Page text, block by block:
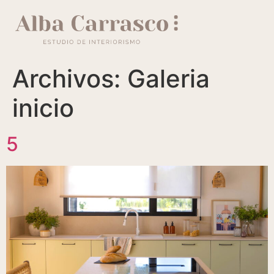
Archivos: Galeria
inicio
5